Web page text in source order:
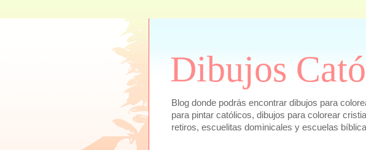
Dibujos
Blog donde podrás encontrar dibujos para
para pintar católicos, dibujos para colorear
retiros, escuelitas dominicales y escuelas